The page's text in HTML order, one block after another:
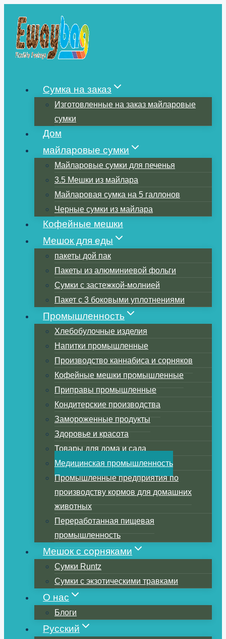
содержимому
Сумка на заказ
Изготовленные на заказ майларовые
сумки
Дом
майларовые сумки
Майларовые сумки для печенья
3.5 Мешки из майлара
Майларовая сумка на 5 галлонов
Черные сумки из майлара
Кофейные мешки
Мешок для еды
пакеты дой пак
Пакеты из алюминиевой фольги
Сумки с застежкой-молнией
Пакет с 3 боковыми уплотнениями
Промышленность
Хлебобулочные изделия
Напитки промышленные
Производство каннабиса и сорняков
Кофейные мешки промышленные
Приправы промышленные
Кондитерские производства
Замороженные продукты
Здоровье и красота
Товары для дома и сада
Медицинская промышленность
Промышленные предприятия по
производству кормов для домашних
животных
Переработанная пищевая
промышленность
Мешок с сорняками
Сумки Runtz
Сумки с экзотическими травками
О нас
Блоги
Русский